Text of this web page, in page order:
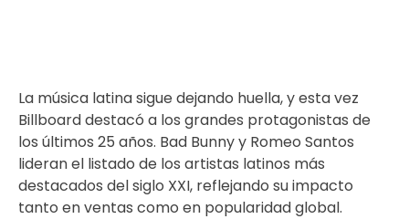
La música latina sigue dejando huella, y esta vez
Billboard destacó a los grandes protagonistas de
los últimos 25 años. Bad Bunnyy Romeo Santos
lideran el listado de los artistas latinos más
destacados del siglo XXI, reflejando su impacto
tanto en ventas como en popularidad global.